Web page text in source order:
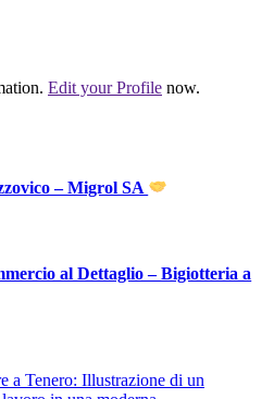
Edit your Profile now.
– Migrol SA
al Dettaglio – Bigiotteria a